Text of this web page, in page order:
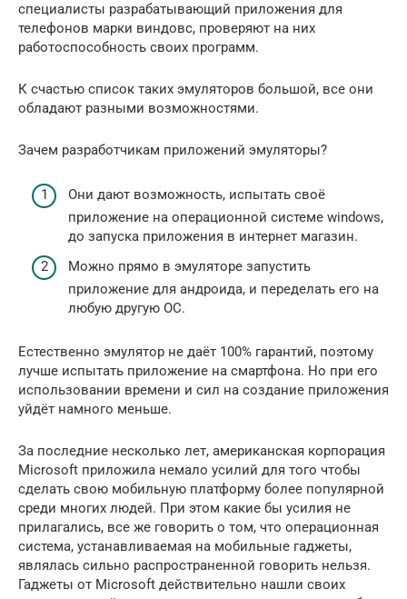
специалисты разрабатывающий приложения для
телефонов марки виндовс, проверяют на них
работоспособность своих программ.
К счастью список таких эмуляторов большой, все они
обладают разными возможностями.
Зачем разработчикам приложений эмуляторы?
Они дают возможность, испытать своё
приложение на операционной системе windows,
до запуска приложения в интернет магазин.
Можно прямо в эмуляторе запустить
приложение для андроида, и переделать его на
любую другую ОС.
Естественно эмулятор не даёт 100% гарантий, поэтому
лучше испытать приложение на смартфона. Но при его
использовании времени и сил на создание приложения
уйдёт намного меньше.
За последние несколько лет, американская корпорация
Microsoft приложила немало усилий для того чтобы
сделать свою мобильную платформу более популярной
среди многих людей. При этом какие бы усилия не
прилагались, все же говорить о том, что операционная
система, устанавливаемая на мобильные гаджеты,
являлась сильно распространенной говорить нельзя.
Гаджеты от Microsoft действительно нашли своих